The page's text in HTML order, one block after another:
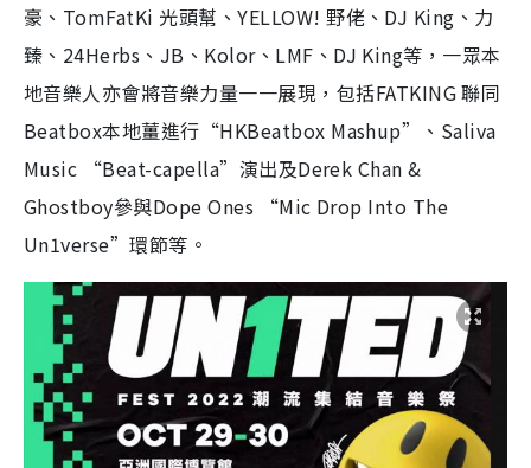
豪、TomFatKi 光頭幫、YELLOW! 野佬、DJ King、力
臻、24Herbs、JB、Kolor、LMF、DJ King等，一眾本
地音樂人亦會將音樂力量一一展現，包括FATKING 聯同
Beatbox本地薑進行“HKBeatbox Mashup”、Saliva
Music “Beat-capella”演出及Derek Chan &
Ghostboy參與Dope Ones “Mic Drop Into The
Un1verse”環節等。